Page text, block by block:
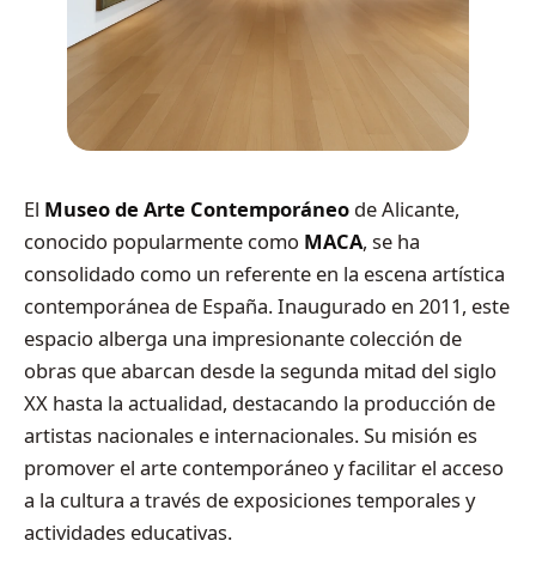
El Museo de Arte Contemporáneo de Alicante,
conocido popularmente como MACA, se ha
consolidado como un referente en la escena artística
contemporánea de España. Inaugurado en 2011, este
espacio alberga una impresionante colección de
obras que abarcan desde la segunda mitad del siglo
XX hasta la actualidad, destacando la producción de
artistas nacionales e internacionales. Su misión es
promover el arte contemporáneo y facilitar el acceso
a la cultura a través de exposiciones temporales y
actividades educativas.